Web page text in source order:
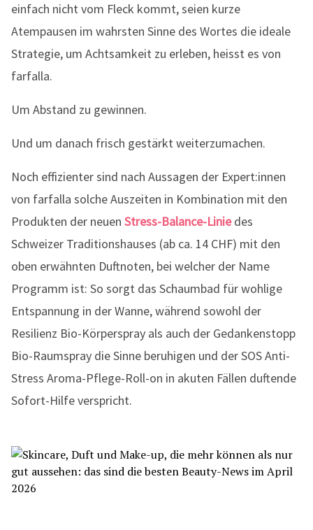
einfach nicht vom Fleck kommt, seien kurze
Atempausen im wahrsten Sinne des Wortes die ideale
Strategie, um Achtsamkeit zu erleben, heisst es von
farfalla.
Um Abstand zu gewinnen.
Und um danach frisch gestärkt weiterzumachen.
Noch effizienter sind nach Aussagen der Expert:innen
von farfalla solche Auszeiten in Kombination mit den
Produkten der neuen Stress-Balance-Liniedes
Schweizer Traditionshauses (ab ca. 14 CHF) mit den
oben erwähnten Duftnoten, bei welcher der Name
Programm ist: So sorgt das Schaumbad für wohlige
Entspannung in der Wanne, während sowohl der
Resilienz Bio-Körperspray als auch der Gedankenstopp
Bio-Raumspray die Sinne beruhigen und der SOS Anti-
Stress Aroma-Pflege-Roll-on in akuten Fällen duftende
Sofort-Hilfe verspricht.